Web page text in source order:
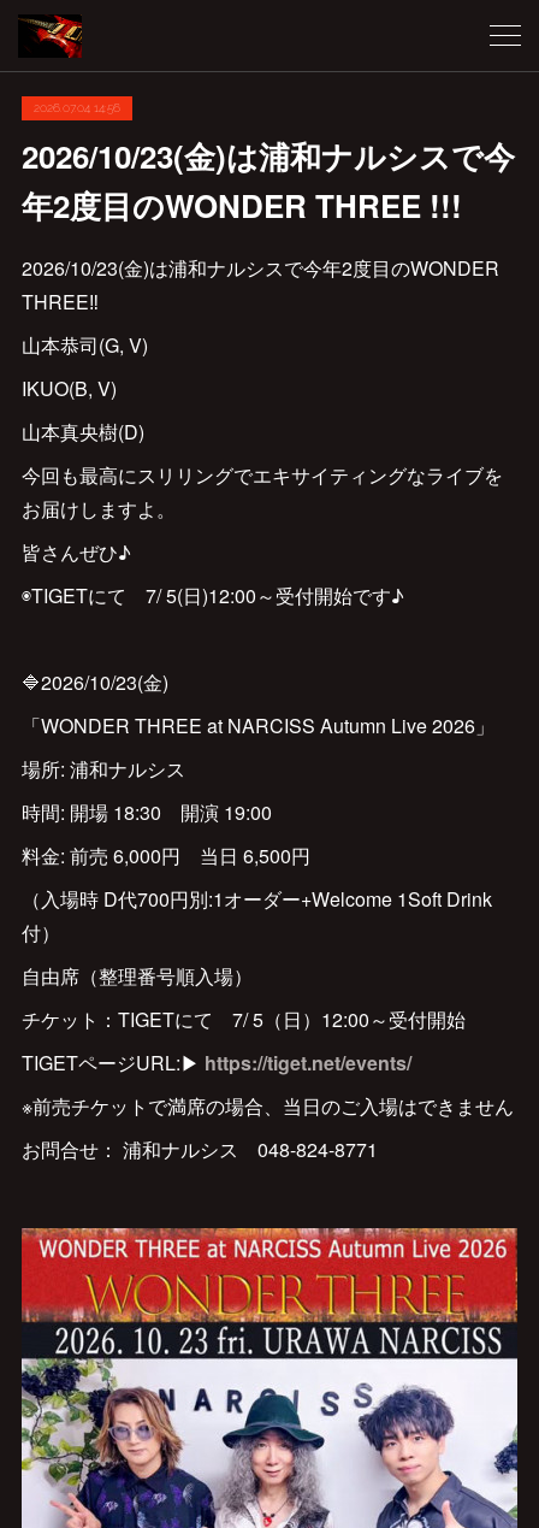
2026.07.04 14:56
2026/10/23(金)は浦和ナルシスで今
年2度目のWONDER THREE !!!
2026/10/23(金)は浦和ナルシスで今年2度目のWONDER
THREE‼️
山本恭司(G, V)
IKUO(B, V)
山本真央樹(D)
今回も最高にスリリングでエキサイティングなライブを
お届けしますよ。
皆さんぜひ♪
◉TIGETにて 7/ 5(日)12:00～受付開始です♪
🔷2026/10/23(金)
「WONDER THREE at NARCISS Autumn Live 2026」
場所: 浦和ナルシス
時間: 開場 18:30 開演 19:00
料金: 前売 6,000円 当日 6,500円
（入場時 D代700円別:1オーダー+Welcome 1Soft Drink
付）
自由席（整理番号順入場）
チケット：TIGETにて 7/ 5（日）12:00～受付開始
TIGETページURL:▶ https://tiget.net/events/
※前売チケットで満席の場合、当日のご入場はできません
お問合せ： 浦和ナルシス 048-824-8771